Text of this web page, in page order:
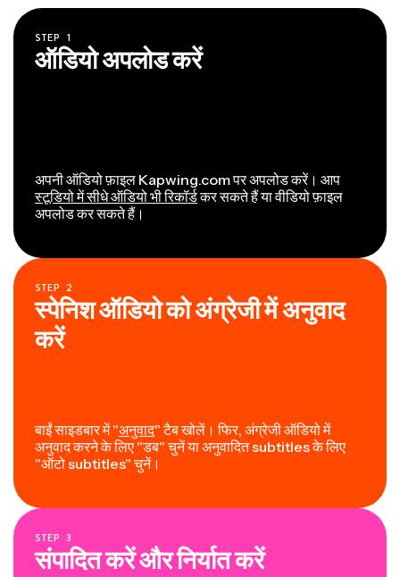
STEP 1
ऑडियो अपलोड करें
अपनी ऑडियो फ़ाइल Kapwing.com पर अपलोड करें। आप
स्टूडियो में सीधे ऑडियो भी रिकॉर्डकर सकते हैं या वीडियो फ़ाइल
अपलोड कर सकते हैं।
STEP 2
स्पेनिश ऑडियो को अंग्रेजी में अनुवाद
करें
बाईं साइडबार में "अनुवाद" टैब खोलें। फिर, अंग्रेजी ऑडियो में
अनुवाद करने के लिए "डब" चुनें या अनुवादित subtitles के लिए
"ऑटो subtitles" चुनें।
STEP 3
संपादित करें और निर्यात करें